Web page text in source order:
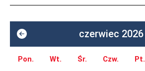
czerwiec 2026
Pon. Wt. Śr. Czw. Pt.